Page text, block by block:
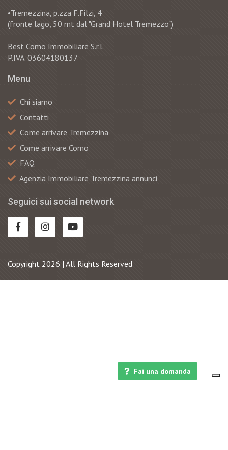
•Tremezzina, p.zza F.Filzi, 4
(fronte lago, 50 mt dal "Grand Hotel Tremezzo")
Best Como Immobiliare S.r.l.
P.IVA. 03604180137
Menu
Chi siamo
Contatti
Сome arrivare Tremezzina
Come arrivare Como
FAQ
Agenzia Immobiliare Tremezzina annunci
Seguici sui social network
Copyright 2026 | All Rights Reserved
Fai una domanda